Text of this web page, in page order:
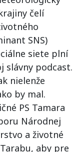
čelí
SNS)
siete plní
slávny podcast.
nielenže
by mal.
PS Tamara
Národnej
a životné
aby pre